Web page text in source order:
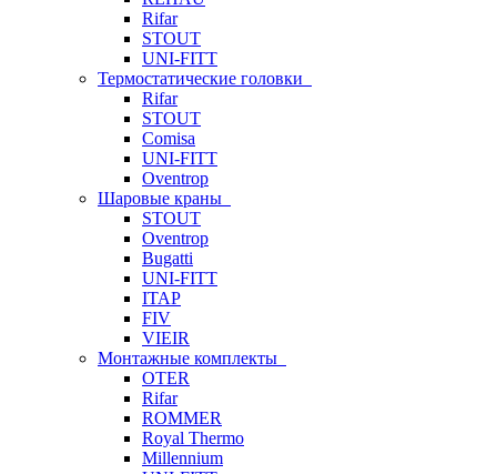
Rifar
STOUT
UNI-FITT
Термостатические головки
Rifar
STOUT
Comisa
UNI-FITT
Oventrop
Шаровые краны
STOUT
Oventrop
Bugatti
UNI-FITT
ITAP
FIV
VIEIR
Монтажные комплекты
OTER
Rifar
ROMMER
Royal Thermo
Millennium